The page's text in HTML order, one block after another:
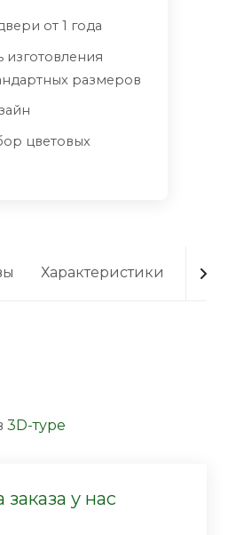
от 1 года
размеров
цветовых
Характеристики
3D-туре
у нас